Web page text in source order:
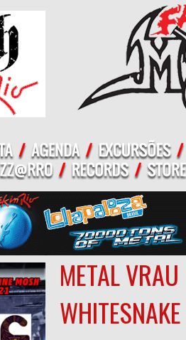
METAL
WHITESNAKE